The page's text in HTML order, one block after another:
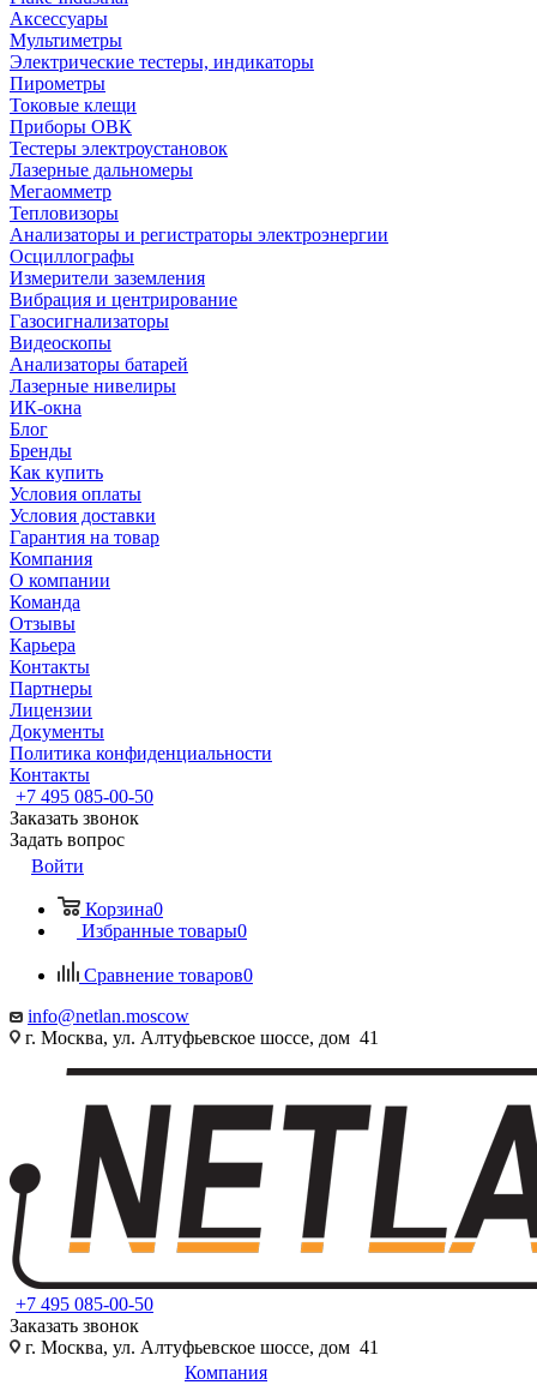
Аксессуары
Мультиметры
Электрические тестеры, индикаторы
Пирометры
Токовые клещи
Приборы ОВК
Тестеры электроустановок
Лазерные дальномеры
Мегаомметр
Тепловизоры
Анализаторы и регистраторы электроэнергии
Осциллографы
Измерители заземления
Вибрация и центрирование
Газосигнализаторы
Видеоскопы
Анализаторы батарей
Лазерные нивелиры
ИК-окна
Блог
Бренды
Как купить
Условия оплаты
Условия доставки
Гарантия на товар
Компания
О компании
Команда
Отзывы
Карьера
Контакты
Партнеры
Лицензии
Документы
Политика конфиденциальности
Контакты
+7 495 085-00-50
Заказать звонок
Задать вопрос
Войти
Корзина0
Избранные товары0
Сравнение товаров0
info@netlan.moscow
г. Москва, ул. Алтуфьевское шоссе, дом 41
+7 495 085-00-50
Заказать звонок
г. Москва, ул. Алтуфьевское шоссе, дом 41
Компания